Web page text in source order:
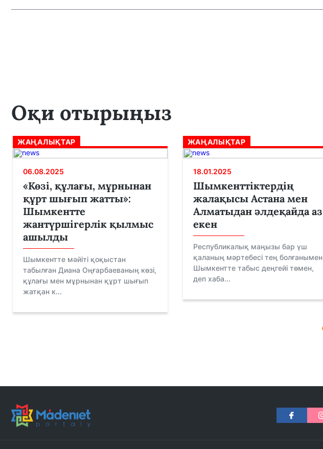
Оқи отырыңыз
ЖАҢАЛЫҚТАР
06.08.2025
«Көзі, құлағы, мұрнынан
құрт шығып жатты»:
Шымкентте
жантүршігерлік қылмыс
ашылды
Шымкентте мәйіті қоқыстан
табылған Диана Оңғарбаеваның көзі,
құлағы мен мұрнынан құрт шығып
жатқан к...
ЖАҢАЛЫҚТАР
18.01.2025
Шымкенттіктердің
жалақысы Астана мен
Алматыдан әлдеқайда аз
екен
Республикалық маңызы бар үш
қаланың мәртебесі тең болғанымен
Шымкентте табыс деңгейі төмен,
деп хаба...